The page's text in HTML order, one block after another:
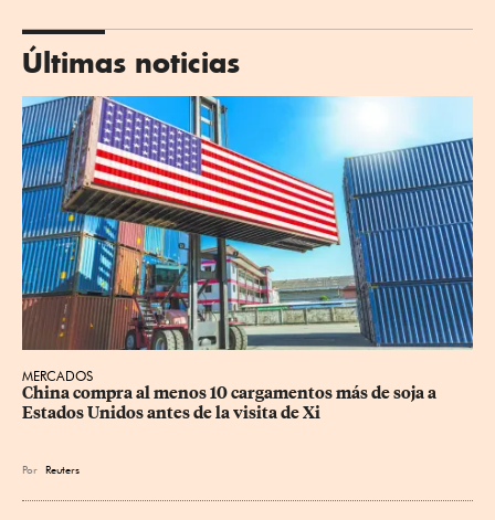
Últimas noticias
MERCADOS
China compra al menos 10 cargamentos más de soja a
Estados Unidos antes de la visita de Xi
Por Reuters